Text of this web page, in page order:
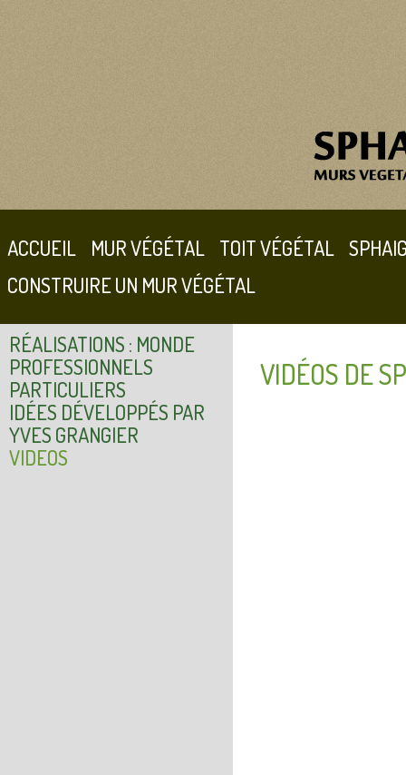
ACCUEIL MUR VÉGÉTAL TOIT VÉGÉTAL
CONSTRUIRE UN MUR VÉGÉTAL
RÉALISATIONS : MONDE
PROFESSIONNELS
PARTICULIERS
IDÉES DÉVELOPPÉS PAR
YVES GRANGIER
VIDEOS
VIDÉOS DE